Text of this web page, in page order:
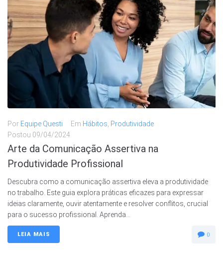
Por Equipe Questi Em Hábitos Produtividade
Postou 09/04/2024
Arte da Comunicação Assertiva na
Produtividade Profissional
Descubra como a comunicação assertiva eleva a produtividade
no trabalho. Este guia explora práticas eficazes para expressar
ideias claramente, ouvir atentamente e resolver conflitos, crucial
para o sucesso profissional. Aprenda...
LEIA MAIS 0